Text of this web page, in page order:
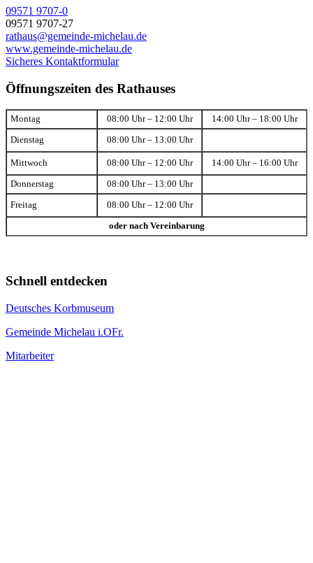
09571 9707-0
09571 9707-27
rathaus@gemeinde-michelau.de
www.gemeinde-michelau.de
Sicheres Kontaktformular
Öffnungszeiten des Rathauses
Montag 08:00 Uhr – 12:00 Uhr 14:00 Uhr – 18:00 Uhr
Dienstag 08:00 Uhr – 13:00 Uhr
Mittwoch 08:00 Uhr – 12:00 Uhr 14:00 Uhr – 16:00 Uhr
Donnerstag 08:00 Uhr – 13:00 Uhr
Freitag 08:00 Uhr – 12:00 Uhr
oder nach Vereinbarung
Schnell entdecken
Deutsches Korbmuseum
Gemeinde Michelau i.OFr.
Mitarbeiter